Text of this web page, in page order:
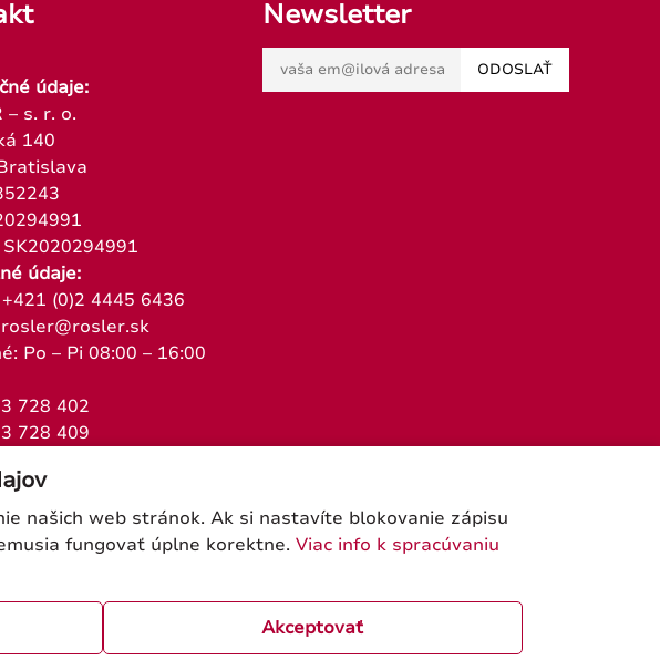
údaje:
– s. r. o.
140
údaje:
(0)2 4445 6436
Po – Pi 08:00 – 16:00
728 402
728 409
Newsletter
ODOSLAŤ
našich web stránok. Ak si nastavíte blokovanie zápisu
fungovať úplne korektne. Viac info k spracúvaniu
Akceptovať